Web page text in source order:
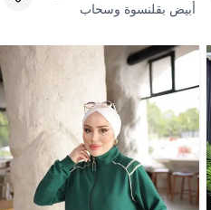
أبيض بقلنسوة وسحاب